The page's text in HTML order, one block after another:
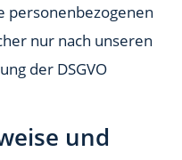
personenbezogenen
nur nach unseren
der DSGVO
und